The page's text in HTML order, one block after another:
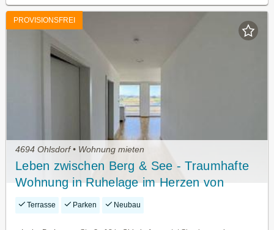
PROVISIONSFREI
4694 Ohlsdorf • Wohnung mieten
Leben zwischen Berg & See - Traumhafte
Wohnung in Ruhelage im Herzen von
Ohlsdorf
Terrasse Parken Neubau